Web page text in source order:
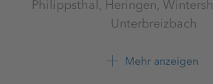
Philippsthal, Heringen,
Unterbreizbach
K+S Minerals and
Mehr anzeigen